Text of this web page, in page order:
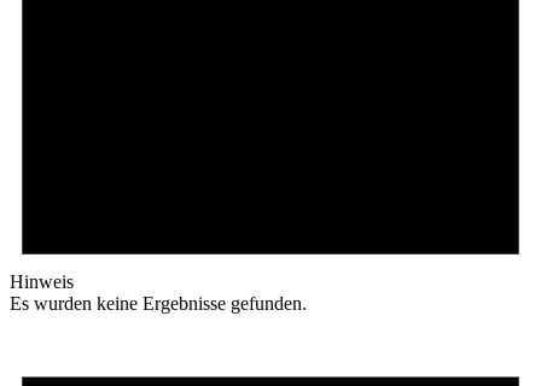
Hinweis
Es wurden keine Ergebnisse gefunden.